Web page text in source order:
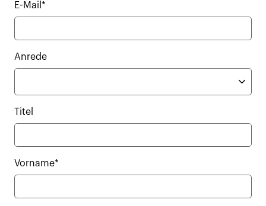
E-Mail*
Anrede
Titel
Vorname*